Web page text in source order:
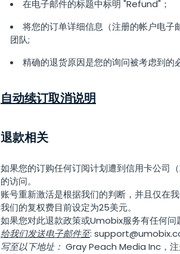
在电子邮件的标题中标明 "Refund"；
将您的订单详细信息（注册的帐户电子
团队;
精确的退货原因是您的询问被考虑到的
自动续订取消说明
退款相关
如果您的订购任何订阅计划遭到信用卡公司
的访问。
账号重新激活是根据我们的判断，并且仅在
我们的复权费目前设定为25美元。
如果您对此退款政策或Umobix服务有任何问
给我们发送电子邮件至:
写至以下地址： Gray Peach Media Inc，注